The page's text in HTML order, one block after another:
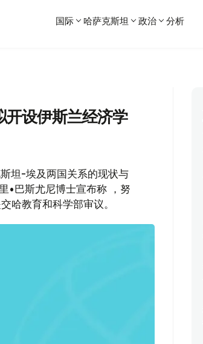
国际 哈萨克斯坦 政治 分析
设伊斯兰经济学
坦-埃及两国关系的现状与
•巴斯尤尼博士宣布称 ，努
哈教育和科学部审议。